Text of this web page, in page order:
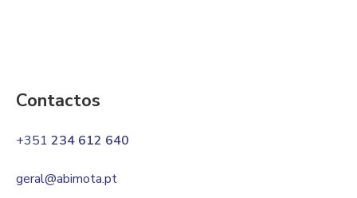
Contactos
+351 234 612 640
geral@abimota.pt